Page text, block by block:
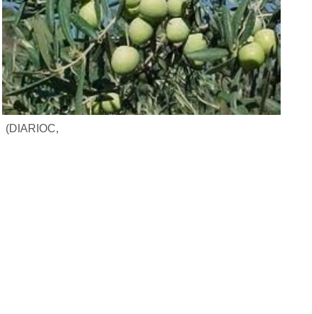
(DIARIOC,